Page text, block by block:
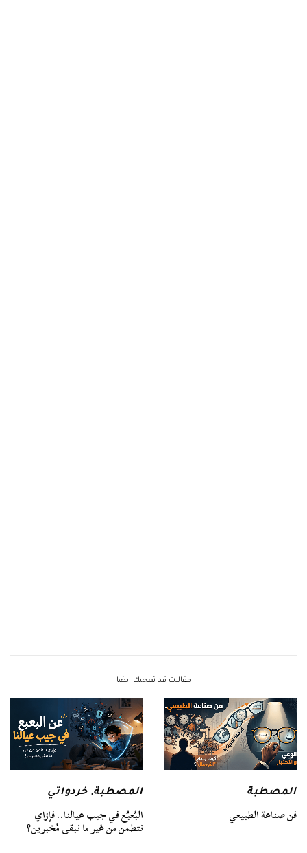
مقالات قد تعجبك ايضا
المصطبة
فن صناعة الطبيعي
المصطبة,خردواتي
البُعبُع في جيب عيالنا.. فإزاي
نتطمن من غير ما نبقى مُخبرين؟